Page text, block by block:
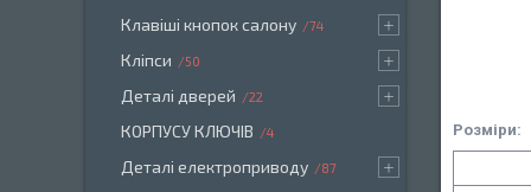
Розміри:
Клавіші кнопок салону 74
Кліпси 50
Деталі дверей 22
КОРПУСУ КЛЮЧІВ 4
Деталі електроприводу 87